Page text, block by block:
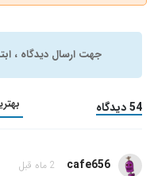
جهت ارسال دیدگاه ،
54 دیدگاه
cafe656 2 ماه قبل